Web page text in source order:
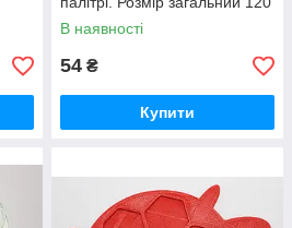
х 95 мм
В наявності
54 ₴
Купити